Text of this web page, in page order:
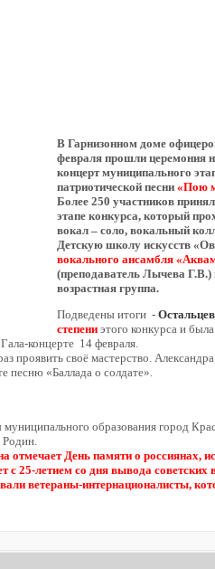
В Гарнизонном доме
февраля прошли церемония
концерт муниципального
патриотической песни «Пою
Более 250 участников
этапе конкурса, который
вокал – соло, вокальный
Детскую школу искусств
вокального ансамбля
(преподаватель Лычева Г.В.)
возрастная группа.
Подведены итоги -
степениэтого конкурса и
концерте 14 февраля.
проявить своё мастерство.
песню «Баллада о солдате».
муниципального образования город
отмечает День памяти о россиянах,
с 25-летием со дня вывода
ветераны-интернационалисты,